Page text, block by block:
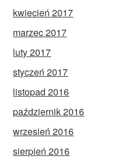
kwiecień 2017
marzec 2017
luty 2017
styczeń 2017
listopad 2016
październik 2016
wrzesień 2016
sierpień 2016